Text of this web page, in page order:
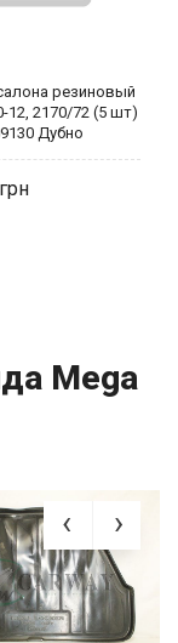
резиновый
12, 2170/72 (5 шт)
Дубно
Mega